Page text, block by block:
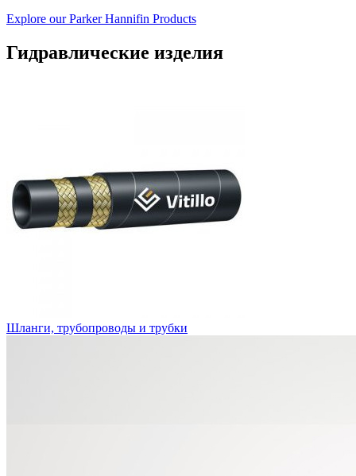
Explore our Parker Hannifin Products
Гидравлические изделия
Шланги, трубопроводы и трубки